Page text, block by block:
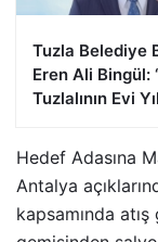
Tuzla Belediye
Eren Ali Bingül:
Tuzlalının Evi
Hedef Adasına
Antalya
kapsamında